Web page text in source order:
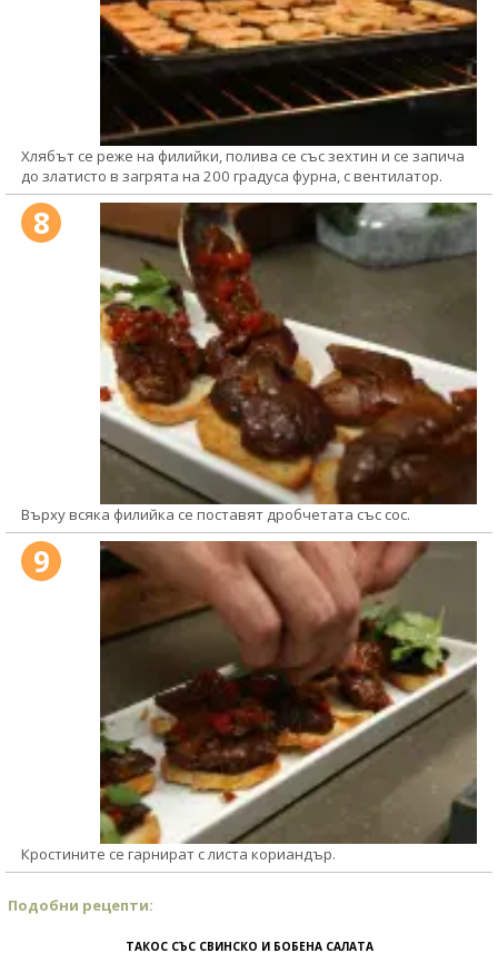
Хлябът се реже на филийки, полива се със зехтин и се запича
до златисто в загрята на 200 градуса фурна, с вентилатор.
8
Върху всяка филийка се поставят дробчетата със сос.
9
Кростините се гарнират с листа кориандър.
Подобни рецепти:
ТАКОС СЪС СВИНСКО И БОБЕНА САЛАТА